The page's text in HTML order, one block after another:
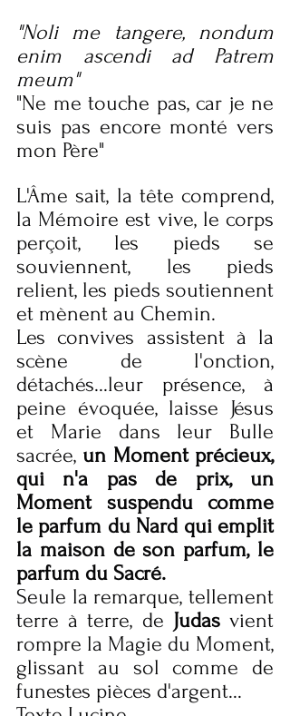
"Noli me tangere, nondum
enim ascendi ad Patrem
meum"
"Ne me touche pas, car je ne
suis pas encore monté vers
mon Père"
L'Âme sait, la tête comprend,
la Mémoire est vive, le corps
perçoit, les pieds se
souviennent, les pieds
relient, les pieds soutiennent
et mènent au Chemin.
Les convives assistent à la
scène de l'onction,
détachés...leur présence, à
peine évoquée, laisse Jésus
et Marie dans leur Bulle
sacrée, un Moment précieux,
qui n'a pas de prix, un
Moment suspendu comme
le parfum du Nard qui emplit
la maison de son parfum, le
parfum du Sacré.
Seule la remarque, tellement
terre à terre, de Judas vient
rompre la Magie du Moment,
glissant au sol comme de
funestes pièces d'argent...